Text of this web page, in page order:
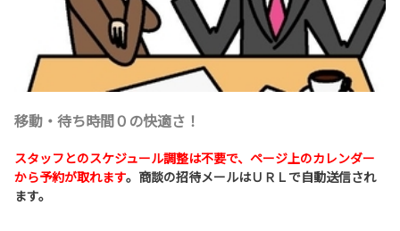
移動・待ち時間０の快適さ！
スタッフとのスケジュール調整は不要で、ページ上のカレンダー
から予約が取れます。商談の招待メールはＵＲＬで自動送信され
ます。